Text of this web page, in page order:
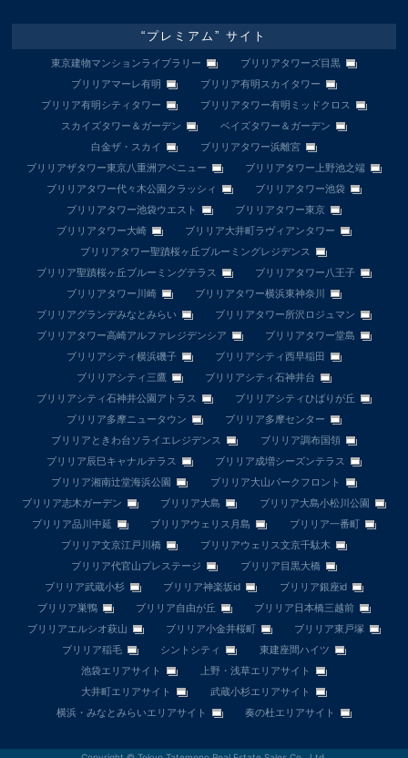
“プレミアム” サイト
東京建物マンションライブラリー
ブリリアタワーズ目黒
ブリリアマーレ有明
ブリリア有明スカイタワー
ブリリア有明シティタワー
ブリリアタワー有明ミッドクロス
スカイズタワー＆ガーデン
ベイズタワー＆ガーデン
白金ザ・スカイ
ブリリアタワー浜離宮
ブリリアザタワー東京八重洲アベニュー
ブリリアタワー上野池之端
ブリリアタワー代々木公園クラッシィ
ブリリアタワー池袋
ブリリアタワー池袋ウエスト
ブリリアタワー東京
ブリリアタワー大崎
ブリリア大井町ラヴィアンタワー
ブリリアタワー聖蹟桜ヶ丘ブルーミングレジデンス
ブリリア聖蹟桜ヶ丘ブルーミングテラス
ブリリアタワー八王子
ブリリアタワー川崎
ブリリアタワー横浜東神奈川
ブリリアグランデみなとみらい
ブリリアタワー所沢ロジュマン
ブリリアタワー高崎アルファレジデンシア
ブリリアタワー堂島
ブリリアシティ横浜磯子
ブリリアシティ西早稲田
ブリリアシティ三鷹
ブリリアシティ石神井台
ブリリアシティ石神井公園アトラス
ブリリアシティひばりが丘
ブリリア多摩ニュータウン
ブリリア多摩センター
ブリリアときわ台ソライエレジデンス
ブリリア調布国領
ブリリア辰巳キャナルテラス
ブリリア成増シーズンテラス
ブリリア湘南辻堂海浜公園
ブリリア大山パークフロント
ブリリア志木ガーデン
ブリリア大島
ブリリア大島小松川公園
ブリリア品川中延
ブリリアウェリス月島
ブリリア一番町
ブリリア文京江戸川橋
ブリリアウェリス文京千駄木
ブリリア代官山プレステージ
ブリリア目黒大橋
ブリリア武蔵小杉
ブリリア神楽坂id
ブリリア銀座id
ブリリア巣鴨
ブリリア自由が丘
ブリリア日本橋三越前
ブリリアエルシオ萩山
ブリリア小金井桜町
ブリリア東戸塚
ブリリア稲毛
シントシティ
東建座間ハイツ
池袋エリアサイト
上野・浅草エリアサイト
大井町エリアサイト
武蔵小杉エリアサイト
横浜・みなとみらいエリアサイト
奏の杜エリアサイト